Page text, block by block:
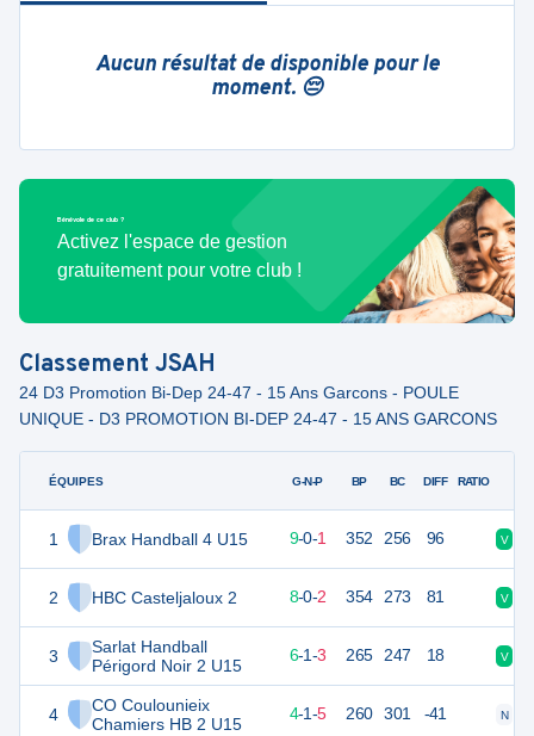
Aucun résultat de disponible pour le
moment. 😔
Bénévole de ce club ?
Activez l'espace de gestion
gratuitement pour votre club !
Classement JSAH
24 D3 Promotion Bi-Dep 24-47 - 15 Ans Garcons - POULE
UNIQUE - D3 PROMOTION BI-DEP 24-47 - 15 ANS GARCONS
ÉQUIPES
1 Brax Handball 4 U15
2 HBC Casteljaloux 2
3
Sarlat Handball
Périgord Noir 2 U15
4
CO Coulounieix
Chamiers HB 2 U15
G-N-P BP BC DIFF RATIO
28 10 9-0-1 352 256 96 V
26 8-0-2 354 273 81 V
23 6-1-3 265 247 18 V
19 4-1-5 260 301 -41 N